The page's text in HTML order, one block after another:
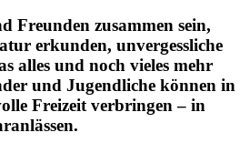
Freunden zusammen sein,
erkunden, unvergessliche
alles und noch vieles mehr
und Jugendliche können in
Freizeit verbringen – in